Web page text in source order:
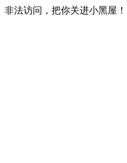
非法访问，把你关进小黑屋！